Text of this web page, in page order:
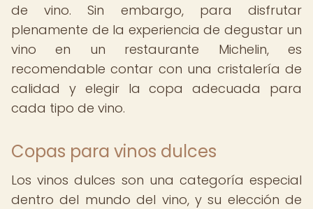
de vino. Sin embargo, para disfrutar
plenamente de la experiencia de degustar un
vino en un restaurante Michelin, es
recomendable contar con una cristalería de
calidad y elegir la copa adecuada para
cada tipo de vino.
Copas para vinos dulces
Los vinos dulces son una categoría especial
dentro del mundo del vino, y su elección de